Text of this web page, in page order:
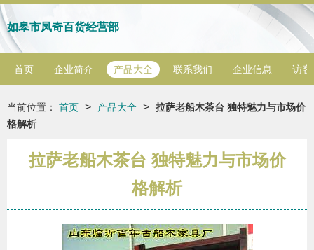
如皋市凤奇百货经营部
首页 企业简介 产品大全 联系我们 企业信息 访客
当前位置： 首页 > 产品大全 > 拉萨老船木茶台 独特魅力与市场价
格解析
拉萨老船木茶台 独特魅力与市场价
格解析